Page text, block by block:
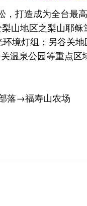
打造成为全台最
山地区之梨山耶
境灯组；另谷关
温泉公园等重点区
落→福寿山农场